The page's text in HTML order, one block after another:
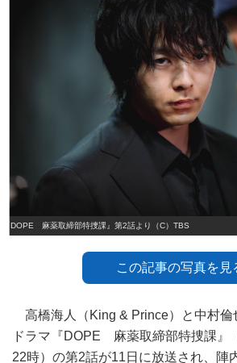
『DOPE 麻薬取締部特捜課』第2話より（C）TBS
この記事の写真を見
高橋海人（King & Prince）と中村倫
ドラマ『DOPE 麻薬取締部特捜課』
22時）の第2話が11日に放送され、陣